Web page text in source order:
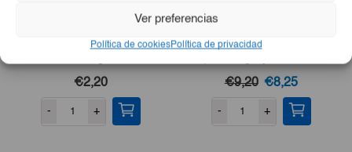
Ver preferencias
Política de cookiesPolítica de privacidad
Cocktail 5 Frutas Montey
€2,20
- +
Filete De Pescado De Mar
Perro O Bonito) 3lb
€9,20 El
precio
original
€8,25El
precio
actual
- +